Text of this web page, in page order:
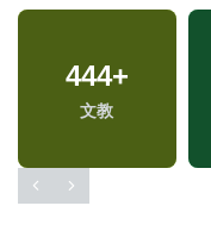
444+
文教